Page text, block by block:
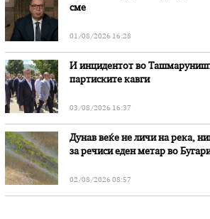
сме
01/08/2026 16:28
И инцидентот во
партиските кавги
03/08/2026 16:37
Дунав веќе не личи на река,
за речиси еден метар во
02/08/2026 08:57